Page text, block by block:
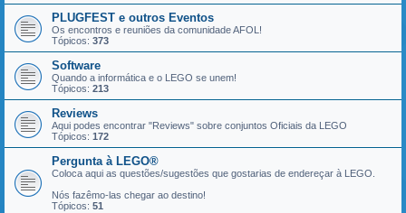
PLUGFEST e outros Eventos
Os encontros e reuniões da comunidade AFOL!
Tópicos: 373
Software
Quando a informática e o LEGO se unem!
Tópicos: 213
Reviews
Aqui podes encontrar "Reviews" sobre conjuntos Oficiais da LEGO
Tópicos: 172
Pergunta à LEGO®
Coloca aqui as questões/sugestões que gostarias de endereçar à LEGO.
Nós fazêmo-las chegar ao destino!
Tópicos: 51